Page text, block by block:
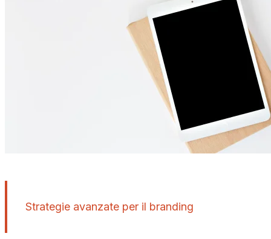
Strategie avanzate per il branding